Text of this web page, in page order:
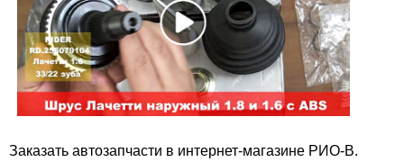
Заказать автозапчасти в интернет-магазине РИО-В.